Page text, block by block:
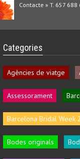
Contacte » T. 657
Categories
Agències de viatge
Assessorament
Barcelona Bridal Week
Bodes originals